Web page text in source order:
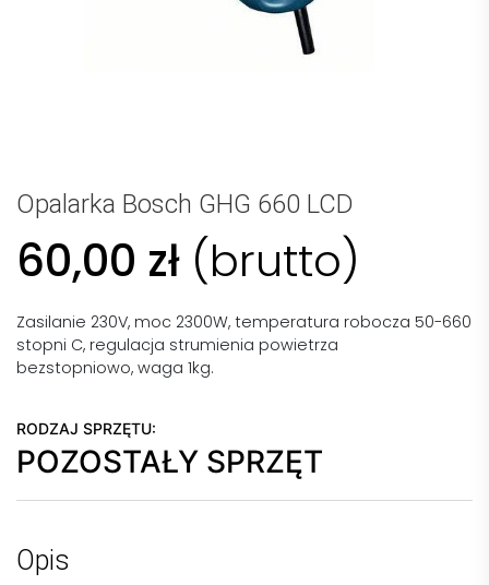
Opalarka Bosch GHG 660 LCD
60,00 zł (brutto)
Zasilanie 230V, moc 2300W, temperatura robocza 50-660
stopni C, regulacja strumienia powietrza
bezstopniowo, waga 1kg.
RODZAJ SPRZĘTU:
POZOSTAŁY SPRZĘT
Opis